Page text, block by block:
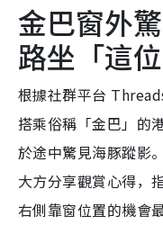
金巴窗外
路坐「這
根據社群平台
搭乘俗稱「金巴」的
於途中驚見海豚蹤影
大方分享觀賞心得，
右側靠窗位置的機會